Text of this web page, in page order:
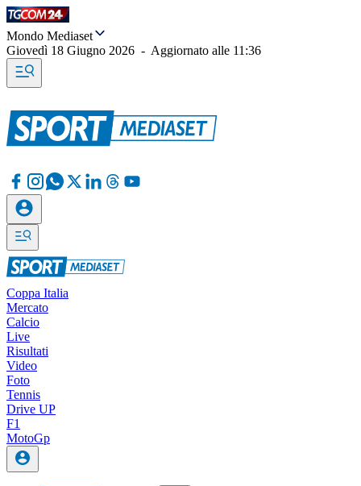
Mondo Mediaset
Giovedì 18 Giugno 2026 - Aggiornato alle 11:36
Coppa Italia
Mercato
Calcio
Live
Risultati
Video
Foto
Tennis
Drive UP
F1
MotoGp